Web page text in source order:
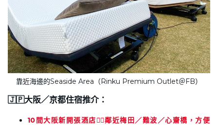
靠近海邊的Seaside Area（Rinku Premium Outlet＠FB）
🇯🇵大阪／京都住宿推介：
10間大阪新開張酒店👍🏻鄰近梅田／難波／心齋橋，方便